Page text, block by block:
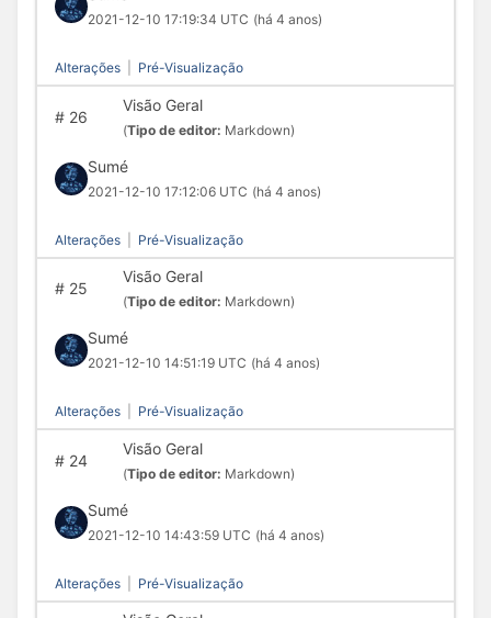
2021-12-10 17:19:34 UTC (há 4 anos)
Alterações Pré-Visualização
#26
Visão Geral
(Tipo de editor: Markdown)
Sumé
2021-12-10 17:12:06 UTC (há 4 anos)
Alterações Pré-Visualização
#25
Visão Geral
(Tipo de editor: Markdown)
Sumé
2021-12-10 14:51:19 UTC (há 4 anos)
Alterações Pré-Visualização
#24
Visão Geral
(Tipo de editor: Markdown)
Sumé
2021-12-10 14:43:59 UTC (há 4 anos)
Alterações Pré-Visualização